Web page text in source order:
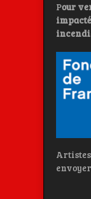
Pour
Artistes